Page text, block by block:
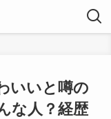
いいと噂の
な人？経歴